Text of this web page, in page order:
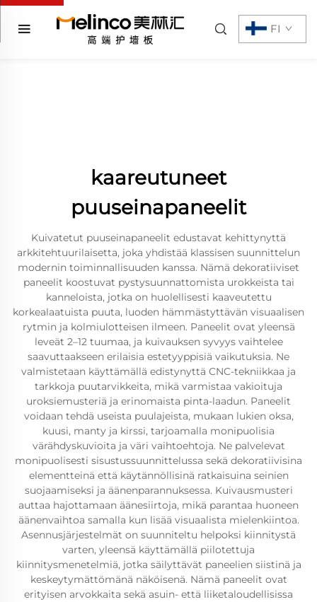
FI
kaareutuneet
puuseinapaneelit
Kuivatetut puuseinapaneelit edustavat kehittynyttä
arkkitehtuurilaisetta, joka yhdistää klassisen suunnittelun
modernin toiminnallisuuden kanssa. Nämä dekoratiiviset
paneelit koostuvat pystysuunnattomista urokkeista tai
kanneloista, jotka on huolellisesti kaaveutettu
korkealaatuista puuta, luoden hämmästyttävän visuaalisen
rytmin ja kolmiulotteisen ilmeen. Paneelit ovat yleensä
leveät 2–12 tuumaa, ja kuivauksen syvyys vaihtelee
saavuttaakseen erilaisia estetyyppisiä vaikutuksia. Ne
valmistetaan käyttämällä edistynyttä CNC-tekniikkaa ja
tarkkoja puutarvikkeita, mikä varmistaa vakioituja
uroksiemusteriä ja erinomaista pinta-laadun. Paneelit
voidaan tehdä useista puulajeista, mukaan lukien oksa,
kuusi, manty ja kirssi, tarjoamalla monipuolisia
värähdyskuvioita ja väri vaihtoehtoja. Ne palvelevat
monipuolisesti sisustussuunnittelussa sekä dekoratiivisina
elementteinä että käytännöllisinä ratkaisuina seinien
suojaamiseksi ja äänenparannuksessa. Kuivausmusteri
auttaa hajottamaan äänesiirtoja, mikä parantaa huoneen
äänenvaihtoa samalla kun lisää visuaalista mielenkiintoa.
Asennusjärjestelmät on suunniteltu helpoksi kiinnitystä
varten, yleensä käyttämällä piilotettuja
kiinnitysmenetelmiä, jotka säilyttävät paneelien siistinä ja
keskeytymättömänä näköisenä. Nämä paneelit ovat
erityisen arvokkaita sekä asuin- että liiketaloudellisissa